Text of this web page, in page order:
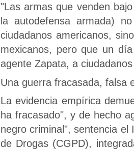
"Las armas que venden
la autodefensa armada)
ciudadanos americanos,
mexicanos, pero que un
agente Zapata, a
Una guerra fracasada, falsa
La evidencia empírica
ha fracasado", y de hecho
negro criminal", sentencia el
de Drogas (CGPD),